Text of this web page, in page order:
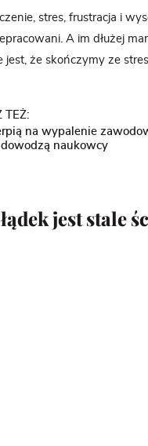
stres, frustracja i
A im dłużej
że skończymy ze
TEŻ:
na wypalenie
naukowcy
jest stale